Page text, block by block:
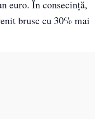
euro. În consecinţă,
brusc cu 30% mai